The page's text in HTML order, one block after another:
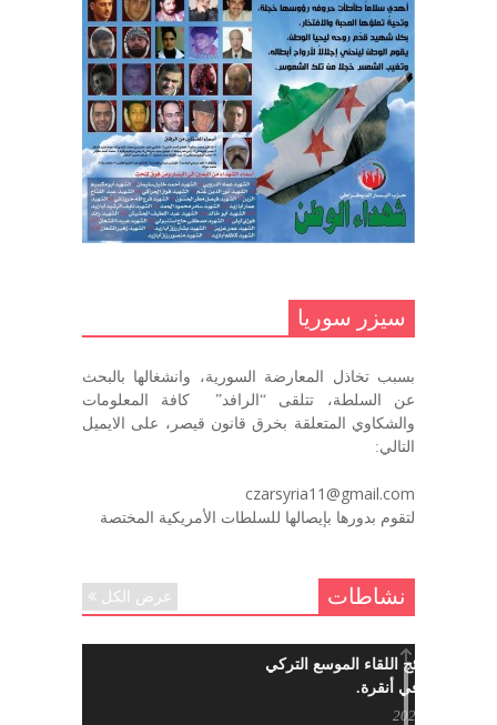
غاب صاحب الضحكة الطفولية
مناضل بحجم الوطن …منصور الاتاسي .
ما زلت خالدا في قلوبنا
في الذكرى السنوية لرحيل الرفيق منصور أتاسي أبو مطيع
رحمه الله. – عبد الله حاج محمد
ننساك – خالد الحموري
سيزر سوريا
بسبب تخاذل المعارضة السورية، وانشغالها بالبحث
عن السلطة، تتلقى “الرافد” كافة المعلومات
والشكاوي المتعلقة بخرق قانون قيصر، على الايميل
التالي:
czarsyria11@gmail.com
لتقوم بدورها بإيصالها للسلطات الأمريكية المختصة
نشاطات عرض الكل
ما هي نتائج اللقاء الموسع التركي
السوري في أنقرة.